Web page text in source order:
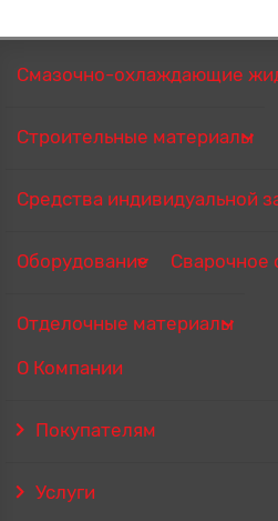
Смазочно-охлаждающие
Строительные материалы
Средства индивидуальной
Оборудование Сварочное
Отделочные материалы
О Компании
Покупателям
Услуги